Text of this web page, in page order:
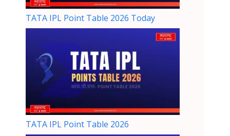
TATA IPL Point Table 2026 Today
TATA IPL Point Table 2026